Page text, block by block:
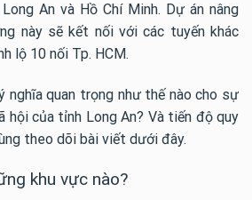
An và Hồ Chí Minh. Dự án nâng
này sẽ kết nối với các tuyến khác
lộ 10 nối Tp. HCM.
nghĩa quan trọng như thế nào cho sự
hội của tỉnh Long An? Và tiến độ quy
theo dõi bài viết dưới đây.
khu vực nào?